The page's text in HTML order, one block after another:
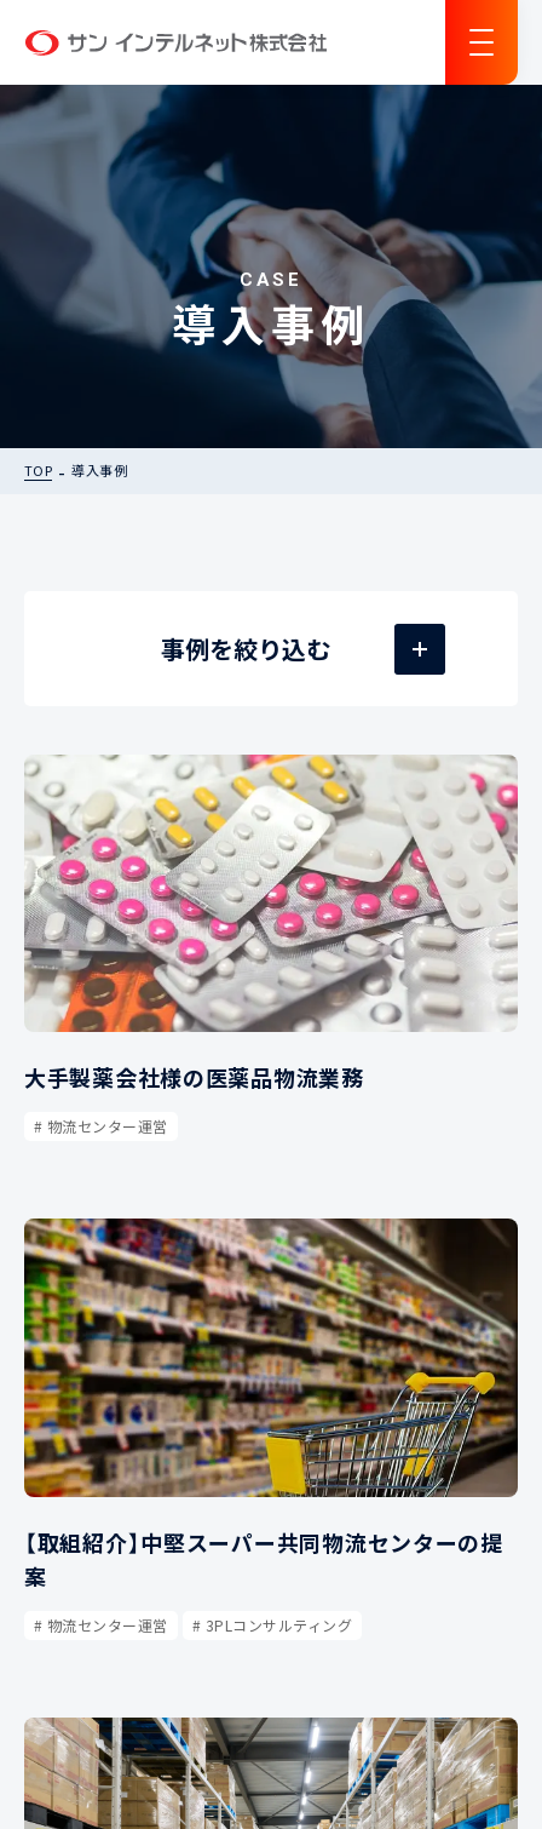
サン インテルネット
CASE
導入事例
TOP 導入事例
事例を絞り込む
大手製薬会社様の医薬品物流業務
物流センター運営
【取組紹介】中堅スーパー共同物流センターの提
案
物流センター運営 3PLコンサルティング